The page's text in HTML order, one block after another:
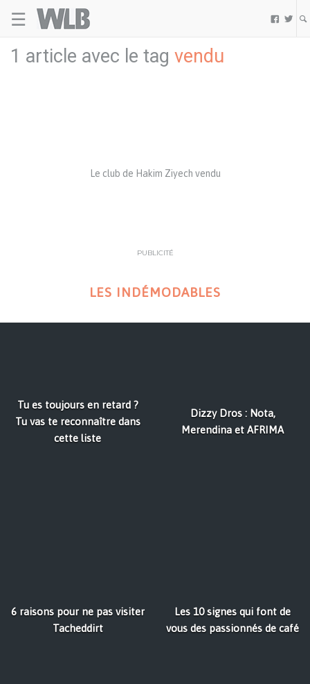
☰  
1 article avec le tag vendu
Le club de Hakim Ziyech vendu
PUBLICITÉ
LES INDÉMODABLES
Tu es toujours en retard ?
Tu vas te reconnaître dans
cette liste
Dizzy Dros : Nota,
Merendina et AFRIMA
6 raisons pour ne pas visiter
Tacheddirt
Les 10 signes qui font de
vous des passionnés de café